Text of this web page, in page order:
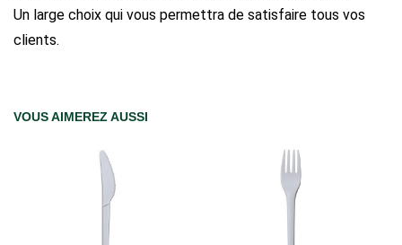
Un large choix qui vous permettra de satisfaire tous vos
clients.
VOUS AIMEREZ AUSSI